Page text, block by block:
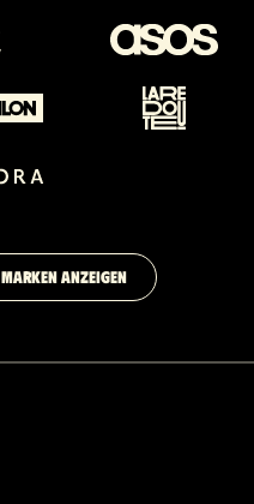
ANZEIGEN